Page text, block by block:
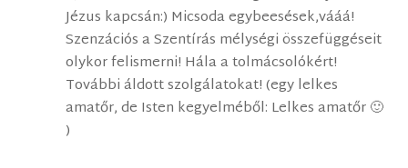
Jézus kapcsán:) Micsoda egybeesések,vááá!
Szenzációs a Szentírás mélységi összefüggéseit
olykor felismerni! Hála a tolmácsolókért!
További áldott szolgálatokat! (egy lelkes
amatőr, de Isten kegyelméből: Lelkes amatőr 🙂
)